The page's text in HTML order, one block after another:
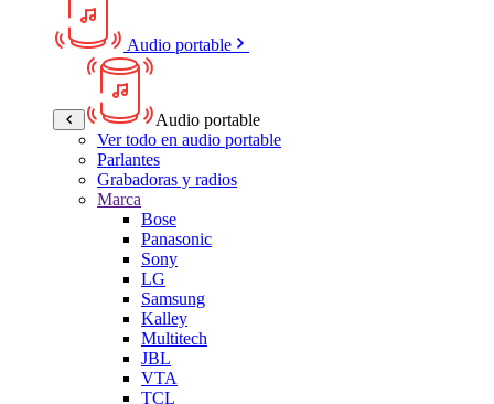
Audio portable
Audio portable
Ver todo en audio portable
Parlantes
Grabadoras y radios
Marca
Bose
Panasonic
Sony
LG
Samsung
Kalley
Multitech
JBL
VTA
TCL